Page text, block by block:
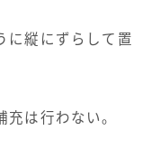
に縦にずらして置
は行わない。